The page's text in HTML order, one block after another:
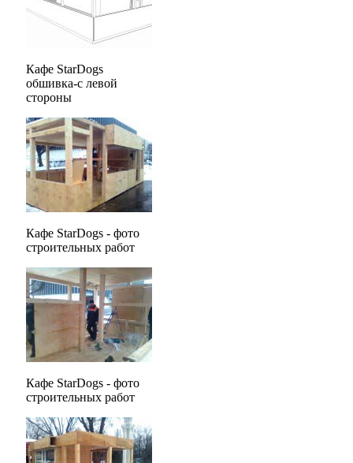
Кафе StarDogs
обшивка-с левой
стороны
Кафе StarDogs - фото
строительных работ
Кафе StarDogs - фото
строительных работ